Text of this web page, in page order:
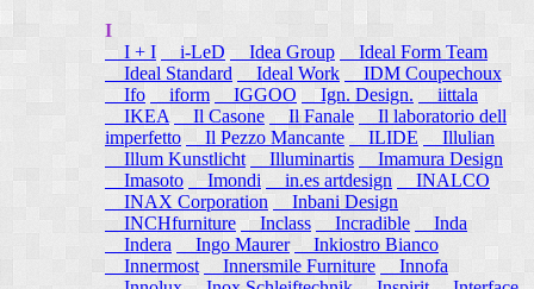
I
I + I
i-LeD Idea Group
Ideal Form Team
Ideal Standard
Ideal Work
IDM Coupechoux
Ifo
iform IGGOO Ign. Design.
iittala
IKEA
Il Casone Il Fanale
Il laboratorio dell
imperfetto
Il Pezzo Mancante ILIDE
Illulian
Illum Kunstlicht
Illuminartis
Imamura Design
Imasoto
Imondi in.es artdesign
INALCO
INAX Corporation
Inbani Design
INCHfurniture
Inclass Incradible
Inda
Indera
Ingo Maurer
Inkiostro Bianco
Innermost
Innersmile Furniture
Innofa